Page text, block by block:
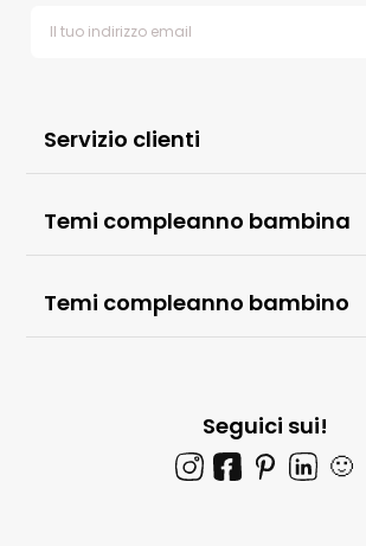
Servizio clienti
Temi compleanno bambina
Temi compleanno bambino
Seguici sui!
🙂